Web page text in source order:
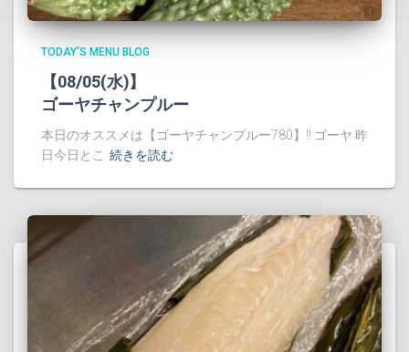
TODAY'S MENU BLOG
【08/05(水)】
ゴーヤチャンプルー
本日のオススメは【ゴーヤチャンプルー780】!! ゴーヤ 昨
日今日とこ 続きを読む